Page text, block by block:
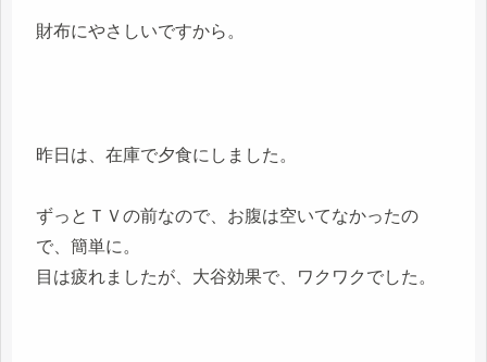
財布にやさしいですから。
昨日は、在庫で夕食にしました。
ずっとＴＶの前なので、お腹は空いてなかったの
で、簡単に。
目は疲れましたが、大谷効果で、ワクワクでした。